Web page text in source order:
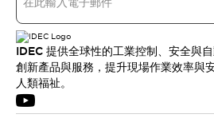
IDEC 提供全球性的工業控制、安全與
創新產品與服務，提升現場作業效率與
人類福祉。